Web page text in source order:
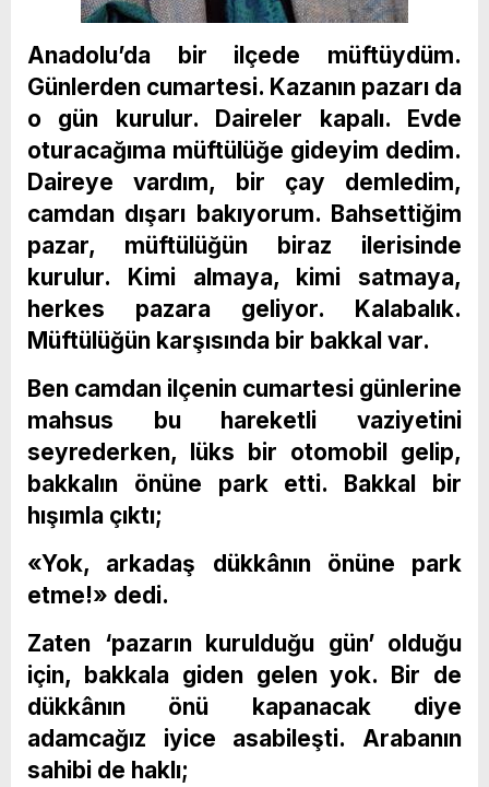
Anadolu’da bir ilçede müftüydüm.
Günlerden cumartesi. Kazanın pazarı da
o gün kurulur. Daireler kapalı. Evde
oturacağıma müftülüğe gideyim dedim.
Daireye vardım, bir çay demledim,
camdan dışarı bakıyorum. Bahsettiğim
pazar, müftülüğün biraz ilerisinde
kurulur. Kimi almaya, kimi satmaya,
herkes pazara geliyor. Kalabalık.
Müftülüğün karşısında bir bakkal var.
Ben camdan ilçenin cumartesi günlerine
mahsus bu hareketli vaziyetini
seyrederken, lüks bir otomobil gelip,
bakkalın önüne park etti. Bakkal bir
hışımla çıktı;
«Yok, arkadaş dükkânın önüne park
etme!» dedi.
Zaten ‘pazarın kurulduğu gün’ olduğu
için, bakkala giden gelen yok. Bir de
dükkânın önü kapanacak diye
adamcağız iyice asabileşti. Arabanın
sahibi de haklı;